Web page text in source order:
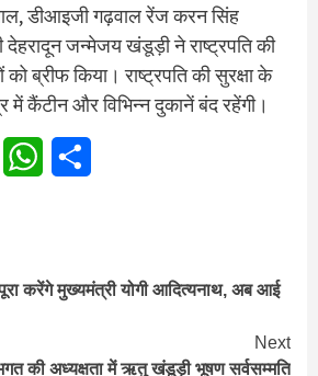
डीआइजी गढ़वाल रेंज करन सिंह
जन्मेजय खंडूड़ी ने राष्ट्रपति की
को ब्रीफ किया। राष्ट्रपति की सुरक्षा के
कैंटीन और विभिन्न दुकानें बंद रहेंगी।
Email WhatsApp
करेंगे मुख्‍यमंत्री योगी आदित्यनाथ, अब आई
Next
की अध्यक्षता में ऋतु खंडूड़ी भूषण सर्वसम्मति